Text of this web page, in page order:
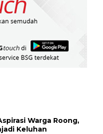
Warga Roong,
Keluhan